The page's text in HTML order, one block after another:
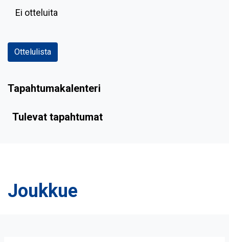
Ei otteluita
Ottelulista
Tapahtumakalenteri
Tulevat tapahtumat
Joukkue